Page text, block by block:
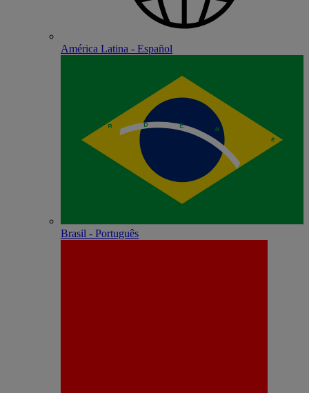
América Latina - Español
Brasil - Português